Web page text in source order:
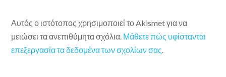
Αυτός ο ιστότοπος χρησιμοποιεί το Akismet για να
μειώσει τα ανεπιθύμητα σχόλια. Μάθετε πώς υφίστανται
επεξεργασία τα δεδομένα των σχολίων σας.